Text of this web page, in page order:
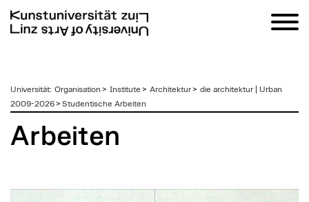
zum
Inhalt
Universität: Organisation > Institute > Architektur> die architektur | Urban
2009-2026> Studentische Arbeiten
Arbeiten